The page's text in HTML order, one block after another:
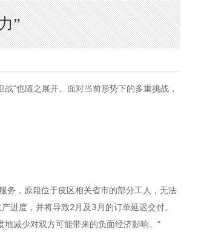
”
”也随之展开。面对当前形势下的多重挑战，
，原籍位于疫区相关省市的部分工人，无法
进度，并将导致2月及3月的订单延迟交付。
减少对双方可能带来的负面经济影响。”